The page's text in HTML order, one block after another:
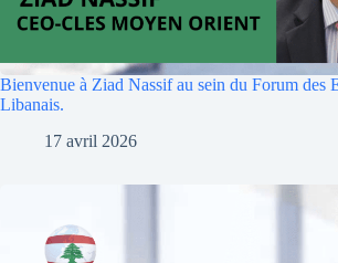
Bienvenue à Ziad Nassif au sein du Forum des
Libanais.
17 avril 2026